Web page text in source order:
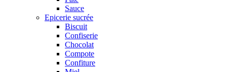
Sauce
Epicerie sucrée
Biscuit
Confiserie
Chocolat
Compote
Confiture